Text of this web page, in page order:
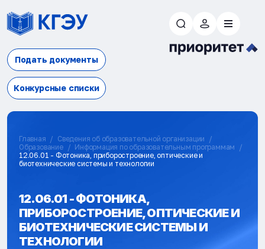
Подать документы
Конкурсные списки
Главная
Сведения об образовательной организации
Образование
Информация по образовательным программам
12.06.01 - Фотоника, приборостроение, оптические и
биотехнические системы и технологии
12.06.01 - ФОТОНИКА,
ПРИБОРОСТРОЕНИЕ, ОПТИЧЕСКИЕ И
БИОТЕХНИЧЕСКИЕ СИСТЕМЫ И
ТЕХНОЛОГИИ